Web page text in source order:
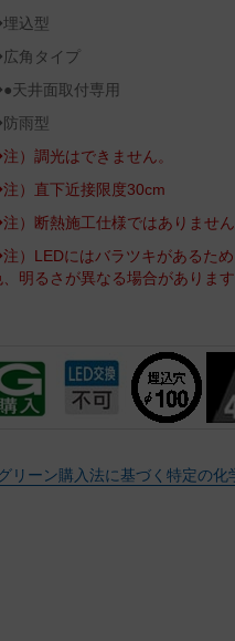
込型
角タイプ
天井面取付専用
雨型
）調光はできません。
）直下近接限度30cm
）断熱施工仕様ではありません
）LEDにはバラツキがあるた
、明るさが異なる場合があります
リーン購入法に基づく特定の化